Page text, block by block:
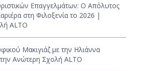
Επαγγελμάτων: Ο Απόλυτος
στη Φιλοξενία το 2026 |
ALTO
Μακιγιάζ με την Ηλιάννα
Ανώτερη Σχολή ALTO